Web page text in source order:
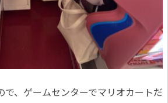
で、ゲームセンターでマリオカートだ